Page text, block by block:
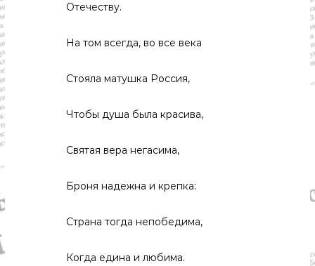
Отечеству.
На том всегда, во все века
Стояла матушка Россия,
Чтобы душа была красива,
Святая вера негасима,
Броня надежна и крепка:
Страна тогда непобедима,
Когда едина и любима.